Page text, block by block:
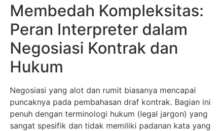
Membedah Kompleksitas:
Peran Interpreter dalam
Negosiasi Kontrak dan
Hukum
Negosiasi yang alot dan rumit biasanya mencapai
puncaknya pada pembahasan draf kontrak. Bagian ini
penuh dengan terminologi hukum (legal jargon) yang
sangat spesifik dan tidak memiliki padanan kata yang